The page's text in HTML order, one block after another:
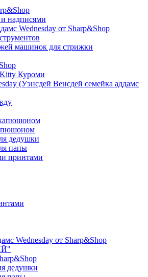
надписями
Wednesday от Sharp&Shop
машинок для стрижки
Куроми
(Уэнсдей Венсдей семейка аддамс
дедушки
папы
принтами
Wednesday от Sharp&Shop
дедушки